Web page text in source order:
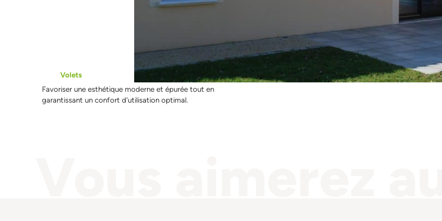
Volets
Favoriser une esthétique moderne et épurée tout en
garantissant un confort d'utilisation optimal.